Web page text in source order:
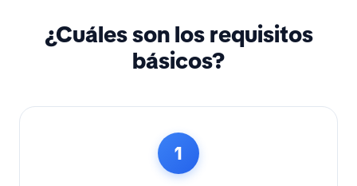
¿Cuáles son los requisitos
básicos?
1